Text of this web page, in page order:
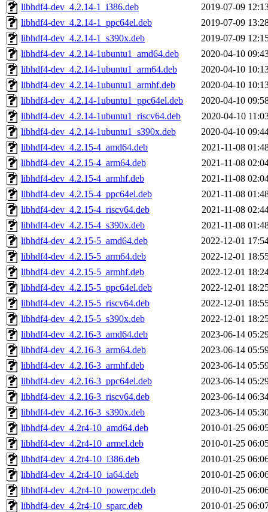
libhdf4-dev_4.2.14-1_i386.deb
2019-07-09
libhdf4-dev_4.2.14-1_ppc64el.deb
2019-07-09
libhdf4-dev_4.2.14-1_s390x.deb
2019-07-09
libhdf4-dev_4.2.14-1ubuntu1_amd64.deb
2020-04-10
libhdf4-dev_4.2.14-1ubuntu1_arm64.deb
2020-04-10
libhdf4-dev_4.2.14-1ubuntu1_armhf.deb
2020-04-10
libhdf4-dev_4.2.14-1ubuntu1_ppc64el.deb
2020-04-10
libhdf4-dev_4.2.14-1ubuntu1_riscv64.deb
2020-04-10
libhdf4-dev_4.2.14-1ubuntu1_s390x.deb
2020-04-10
libhdf4-dev_4.2.15-4_amd64.deb
2021-11-08
libhdf4-dev_4.2.15-4_arm64.deb
2021-11-08
libhdf4-dev_4.2.15-4_armhf.deb
2021-11-08
libhdf4-dev_4.2.15-4_ppc64el.deb
2021-11-08
libhdf4-dev_4.2.15-4_riscv64.deb
2021-11-08
libhdf4-dev_4.2.15-4_s390x.deb
2021-11-08
libhdf4-dev_4.2.15-5_amd64.deb
2022-12-01
libhdf4-dev_4.2.15-5_arm64.deb
2022-12-01
libhdf4-dev_4.2.15-5_armhf.deb
2022-12-01
libhdf4-dev_4.2.15-5_ppc64el.deb
2022-12-01
libhdf4-dev_4.2.15-5_riscv64.deb
2022-12-01
libhdf4-dev_4.2.15-5_s390x.deb
2022-12-01
libhdf4-dev_4.2.16-3_amd64.deb
2023-06-14
libhdf4-dev_4.2.16-3_arm64.deb
2023-06-14
libhdf4-dev_4.2.16-3_armhf.deb
2023-06-14
libhdf4-dev_4.2.16-3_ppc64el.deb
2023-06-14
libhdf4-dev_4.2.16-3_riscv64.deb
2023-06-14
libhdf4-dev_4.2.16-3_s390x.deb
2023-06-14
libhdf4-dev_4.2r4-10_amd64.deb
2010-01-25
libhdf4-dev_4.2r4-10_armel.deb
2010-01-25
libhdf4-dev_4.2r4-10_i386.deb
2010-01-25
libhdf4-dev_4.2r4-10_ia64.deb
2010-01-25
libhdf4-dev_4.2r4-10_powerpc.deb
2010-01-25
libhdf4-dev_4.2r4-10_sparc.deb
2010-01-25